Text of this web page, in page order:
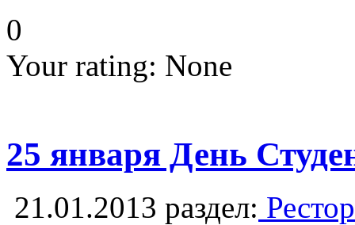
0
Your rating: None
25 января День
21.01.2013 раздел: